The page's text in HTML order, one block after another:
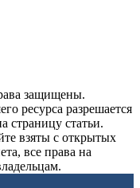
защищены.
ресурса разрешается
страницу статьи.
взяты с открытых
все права на